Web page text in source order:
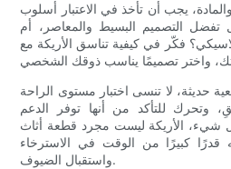
يجب أن تأخذ في الاعتبار أسلوب
تفضل التصميم البسيط والمعاصر، أم
فكّر في كيفية تناسق الأريكة مع
حديثة، لا تنسى اختبار مستوى الراحة
وتحرك للتأكد من أنها توفر الدعم
شيء، الأريكة ليست مجرد قطعة أثاث
كبيرًا من الوقت في الاسترخاء
واستقبال الضيوف.